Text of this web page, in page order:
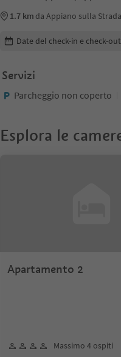
1.7 km da Appiano sulla
Modifica i dettagli della
Date del check-in e check-out
Servizi
Parcheggio non coperto
Esplora le
Apartamento 2
Massimo 4 ospiti